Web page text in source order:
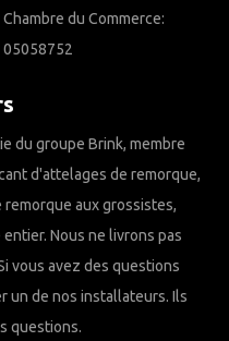
Chambre du Commerce:
05058752
du groupe Brink, membre
d'attelages de remorque,
aux grossistes,
Nous ne livrons pas
vous avez des questions
un de nos installateurs. Ils
questions.